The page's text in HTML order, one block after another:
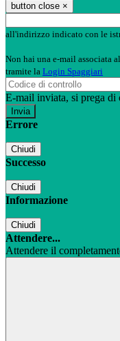
button close ×
all'indirizzo indicato con le
Non hai una e-mail associata
tramite la Login Spaggiari
E-mail inviata, si prega di
Errore
Chiudi
Successo
Chiudi
Informazione
Chiudi
Attendere...
Attendere il